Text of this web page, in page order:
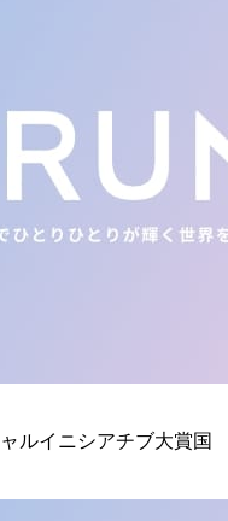
ルイニシアチブ大賞国